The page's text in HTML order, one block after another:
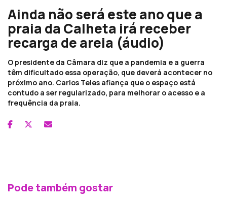
Ainda não será este ano que a
praia da Calheta irá receber
recarga de areia (áudio)
O presidente da Câmara diz que a pandemia e a guerra
têm dificultado essa operação, que deverá acontecer no
próximo ano. Carlos Teles afiança que o espaço está
contudo a ser regularizado, para melhorar o acesso e a
frequência da praia.
Pode também gostar